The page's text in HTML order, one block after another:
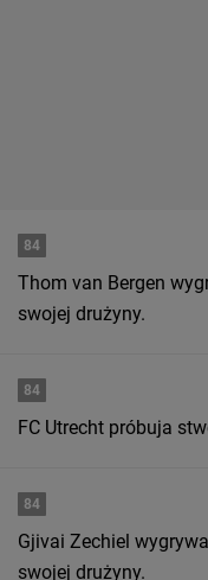
84
Thom van Bergen
swojej drużyny.
84
FC Utrecht próbuja
84
Gjivai Zechiel
swojej drużyny.